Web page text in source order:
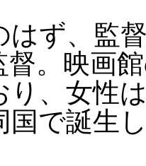
ず、監
督。映画
り、女性
国で誕生